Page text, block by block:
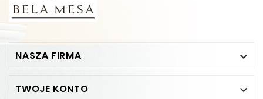
NASZA FIRMA 
TWOJE KONTO 